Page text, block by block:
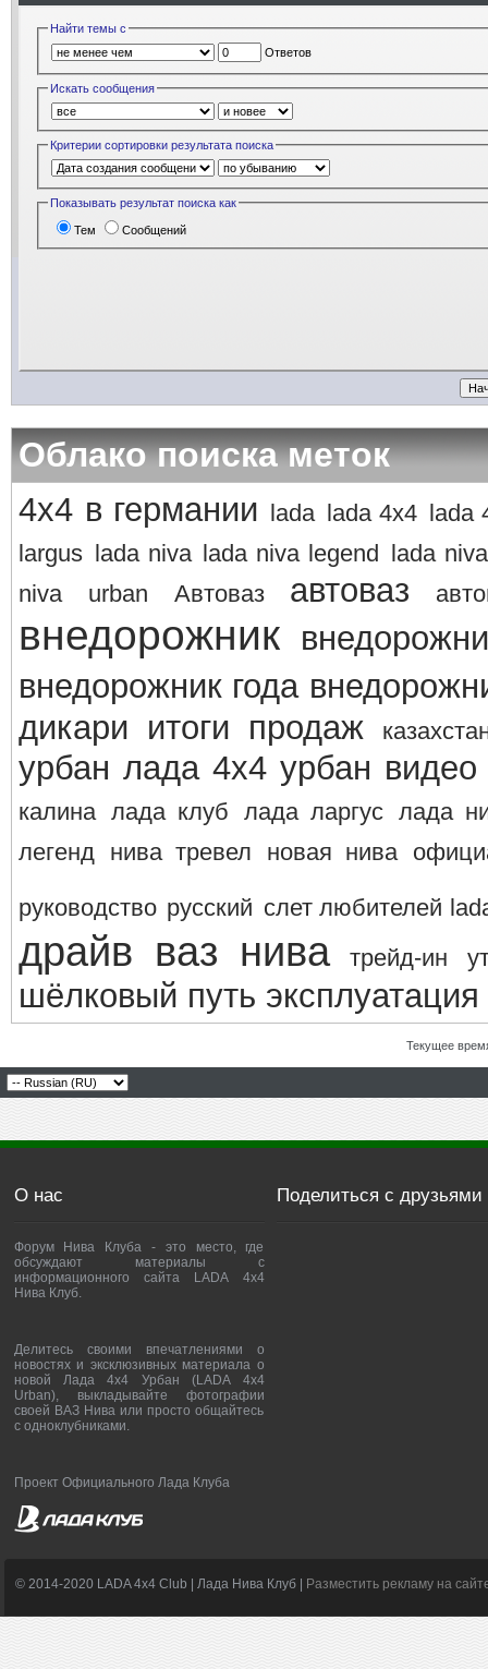
Найти темы с
Ответов
Искать сообщения
Критерии сортировки результата поиска
Показывать результат поиска как
Тем Сообщений
Облако поиска меток
4х4 в германии lada lada 4x4
lada
largus
lada niva lada niva legend
lada
niva
urban Автоваз автоваз
внедорожник
внедорожник года
дикари итоги продаж
урбан лада 4х4 урбан видео
калина лада клуб лада ларгус лада
легенд
нива тревел новая нива
руководство русский слет любителей
драйв ваз нива трейд-ин
шёлковый путь эксплуатация
Текущее
О нас
Форум Нива Клуба - это место, где
обсуждают материалы с
информационного сайта LADA 4x4
Нива Клуб.
Делитесь своими впечатлениями о
новостях и эксклюзивных материала о
новой Лада 4х4 Урбан (LADA 4x4
Urban), выкладывайте фотографии
своей ВАЗ Нива или просто общайтесь
с одноклубниками.
Проект Официального Лада Клуба
Поделиться с друзьями
© 2014-2020 LADA 4x4 Club | Лада Нива Клуб | Разместить рекламу на